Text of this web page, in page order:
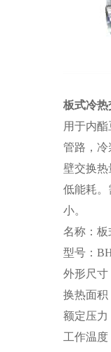
板式冷热
用于内
管路，冷
壁交换
低能耗。
小。
名称：板
型号：
外形尺寸
换热面积
额定压力
工作温